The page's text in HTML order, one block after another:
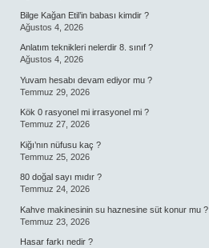
Bilge Kağan Etil’in babası kimdir ?
Ağustos 4, 2026
Anlatım teknikleri nelerdir 8. sınıf ?
Ağustos 4, 2026
Yuvam hesabı devam ediyor mu ?
Temmuz 29, 2026
Kök 0 rasyonel mi irrasyonel mi ?
Temmuz 27, 2026
Kiğı’nın nüfusu kaç ?
Temmuz 25, 2026
80 doğal sayı mıdır ?
Temmuz 24, 2026
Kahve makinesinin su haznesine süt konur mu ?
Temmuz 23, 2026
Hasar farkı nedir ?